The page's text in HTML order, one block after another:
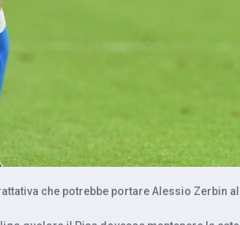
che potrebbe portare Alessio Zerbin al